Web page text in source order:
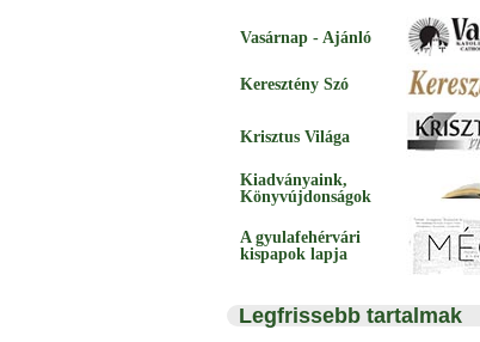
Vasárnap - Ajánló
Keresztény Szó
Krisztus Világa
Kiadványaink,
Könyvújdonságok
A gyulafehérvári
kispapok lapja
Legfrissebb tartalmak